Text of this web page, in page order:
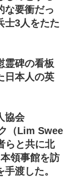
な要衝だっ
士3人をたた
霊碑の看板
日本人の英
協会
（Lim Swee
らと共に北
領事館を訪
渡した。